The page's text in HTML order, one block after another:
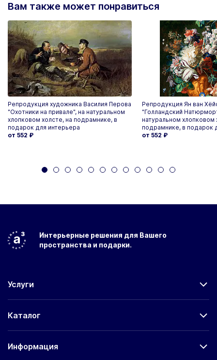
Вам также может понравиться
Репродукция художника Василия Перова
"Охотники на привале", на натуральном
хлопковом холсте, на подрамнике, в
подарок для интерьера
от 552 ₽
Репродукция Ян ван
"Голландский
натуральном хлопковом
подрамнике, в подарок
от 552 ₽
Интерьерные решения для Вашего
пространства и подарки.
Услуги
Каталог
Информация